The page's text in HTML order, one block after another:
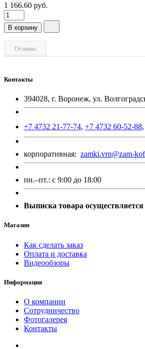
1 166.60 руб.
В корзину
Отзывы
Контакты
394028, г. Воронеж, ул.
+7 4732 21-77-74, +7 4732 60-52-88,
корпоративная: zamki.vrn@zam-
пн.–пт.: с 9:00 до 18:00
Выписка товара осуществляется
Магазин
Как сделать заказ
Оплата и доставка
Видеообзоры
Информация
О компании
Сотрудничество
Фотогалерея
Контакты